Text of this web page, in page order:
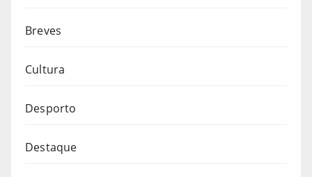
Breves
Cultura
Desporto
Destaque